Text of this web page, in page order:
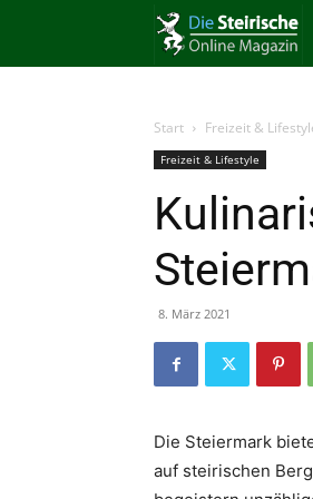
Start Freizeit &
Freizeit & Lifestyle
8. März 2021
Die Steiermark
auf steirischen